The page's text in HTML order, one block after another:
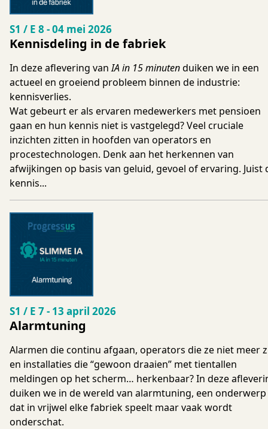
Kennisdeling in de fabriek
Seizoen 1 Aflevering 8
S1 / E 8 -04 mei 2026
In deze aflevering vanIA in 15 minutenduiken we in een
actueel en groeiend probleem binnen de industrie:
kennisverlies.
Wat gebeurt er als ervaren medewerkers met pensioen
gaan en hun kennis niet is vastgelegd? Veel cruciale
inzichten zitten in hoofden van operators en
procestechnologen. Denk aan het herkennen van
afwijkingen op basis van geluid, gevoel of ervaring. Juist
kennis...
Alarmtuning
Seizoen 1 Aflevering 7
S1 / E 7- 13 april 2026
Alarmen die continu afgaan, operators die ze niet meer
en installaties die “gewoon draaien” met tientallen
meldingen op het scherm… herkenbaar? In deze
duiken we in de wereld van alarmtuning, een onderwerp
dat in vrijwel elke fabriek speelt maar vaak wordt
onderschat.